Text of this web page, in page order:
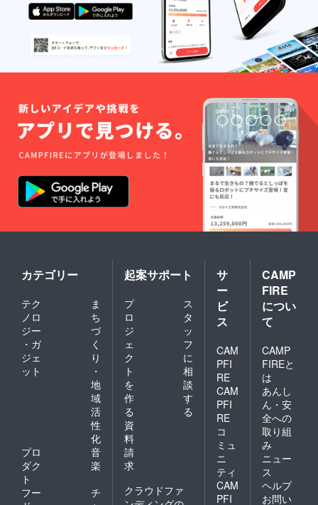
プ
ロ
ク
ト
カテゴリー
テク
ノロ
ジー
・ガ
ジェ
ット
ま
ち
づ
く
り
・
地
域
活
性
化
プロ
ダク
ト
音
楽
フー
チ
起案サポート
プ
ロ
ジ
ェ
ク
ト
を
作
る
ス
タ
ッ
フ
に
相
談
す
る
資
料
請
求
クラウドファ
サ
ー
ビ
ス
CAM
PFI
RE
CAM
PFI
RE
コ
ミュ
ニ
ティ
CAM
PFI
CAMP
FIRE
につい
て
CAMP
FIREと
は
あんし
ん・安
全への
取り組
み
ニュー
ス
ヘルプ
お問い